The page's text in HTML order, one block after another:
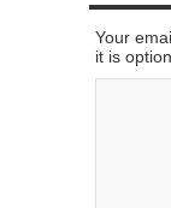
Your
it is